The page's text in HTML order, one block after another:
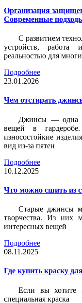
Организация
Современные
С развитием
устройств,
реальностью для
Подробнее
23.01.2026
Чем отстирать
Джинсы — одна
вещей в
износостойкие
вид из-за пятен
Подробнее
10.12.2025
Что можно сшить из
Старые джинсы
творчества. Из них
интересных вещей
Подробнее
08.11.2025
Где купить краску
Если вы хотите
специальная краска